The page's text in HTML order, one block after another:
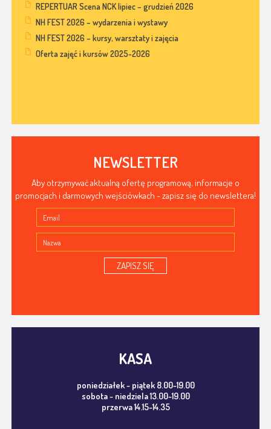
REPERTUAR Scena NCK lipiec – grudzień 2026
NH FEST 2026 – wydarzenia i wystawy
NH FEST 2026 – kursy, warsztaty i zajęcia
Oferta zajęć i kursów 2025-2026
NEWSLETTER
Aby otrzymywać aktualną ofertę programową, informacje o
promocjach i darmowych wejściówkach - zapisz się do newslettera!
ZAPISZ SIĘ
KASA
poniedziałek - piątek 8.00-19.00
sobota - niedziela 13.00-19.00
przerwa 14.15-14.35